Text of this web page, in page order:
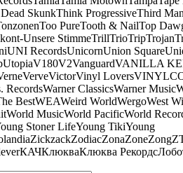
SkunkThink ProgressiveThird Man
Too PureTooth & NailTop
Unsere StimmeTrillTrioTripTrojan
UNI RecordsUnicornUnion Square
UtopiaV180V2VanguardVANILLA
VerveVictorVinyl Lovers
RecordsWarner ClassicsWarner Music
BestWEAWeird WorldWergoWest
World MusicWorld PacificWorld
Stoner LifeYoung TikiYoung
ZickzackZodiacZonaZoneZong
КАЧКлюкваКлюква Рекордс